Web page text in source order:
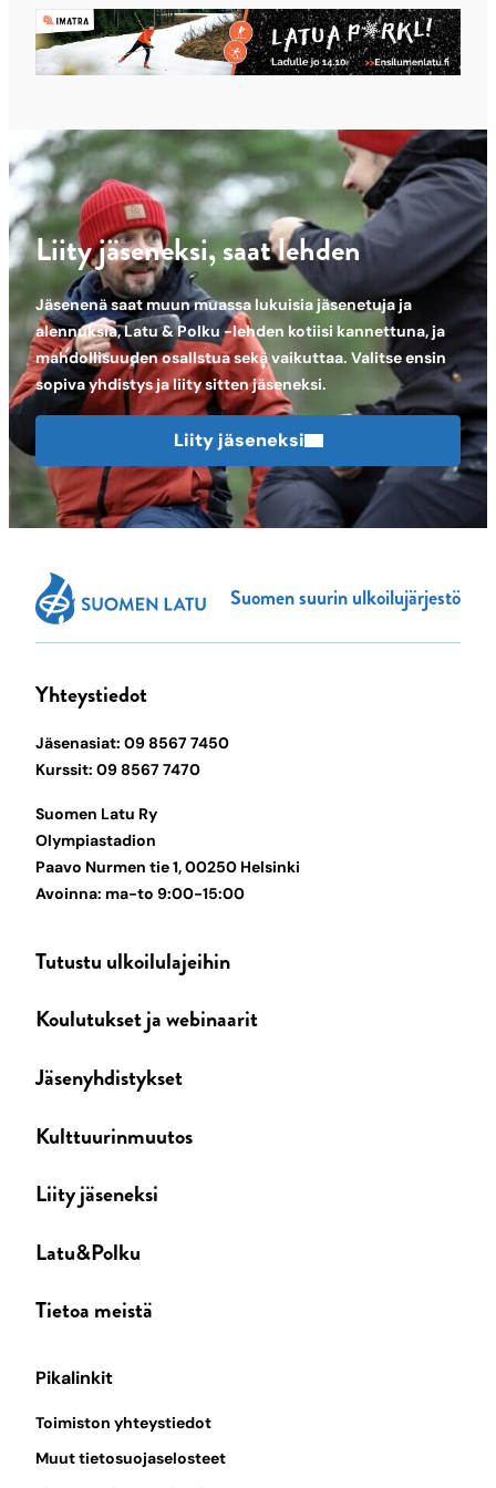
Liity jäseneksi, saat lehden
Jäsenenä saat muun muassa lukuisia jäsenetuja ja
alennuksia, Latu & Polku -lehden kotiisi kannettuna, ja
mahdollisuuden osallstua sekä vaikuttaa. Valitse ensin
sopiva yhdistys ja liity sitten jäseneksi.
Liity jäseneksi
Suomen suurin ulkoilujärjestö
Yhteystiedot
Jäsenasiat: 09 8567 7450
Kurssit: 09 8567 7470
Suomen Latu Ry
Olympiastadion
Paavo Nurmen tie 1, 00250 Helsinki
Avoinna: ma-to 9:00-15:00
Tutustu ulkoilulajeihin
Koulutukset ja webinaarit
Jäsenyhdistykset
Kulttuurinmuutos
Liity jäseneksi
Latu&Polku
Tietoa meistä
Pikalinkit
Toimiston yhteystiedot
Muut tietosuojaselosteet